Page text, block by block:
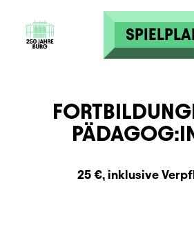
Direkt zum Inhalt
BeschreibungInformation
Zusatzinformation25 €, inklusive